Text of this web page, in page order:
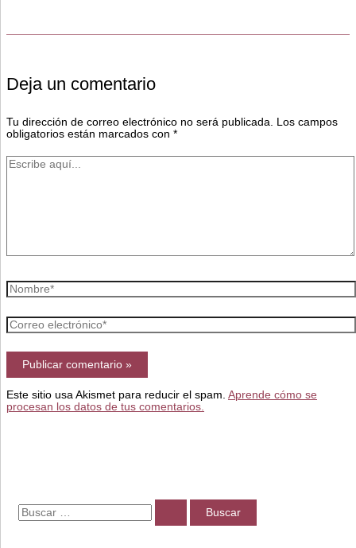
Deja un comentario
Tu dirección de correo electrónico no será publicada.
Los campos
obligatorios están marcados con *
Escribe
Nombre*
Correo
electrónico*
Este sitio usa Akismet para reducir el spam. Aprende cómo se
procesan los datos de tus comentarios.
B